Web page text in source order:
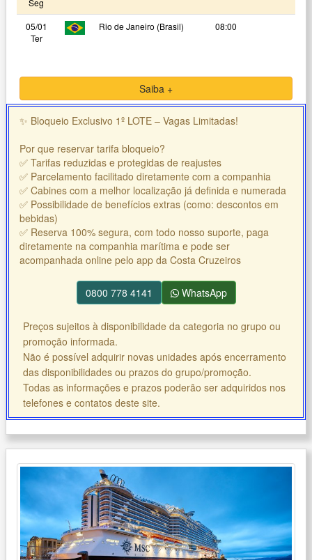
Seg
05/01
Ter
Rio de Janeiro (Brasil) 08:00
Saiba +
✨ Bloqueio Exclusivo 1º LOTE – Vagas Limitadas!
Por que reservar tarifa bloqueio?
✅ Tarifas reduzidas e protegidas de reajustes
✅ Parcelamento facilitado diretamente com a companhia
✅ Cabines com a melhor localização já definida e numerada
✅ Possibilidade de benefícios extras (como: descontos em
bebidas)
✅ Reserva 100% segura, com todo nosso suporte, paga
diretamente na companhia marítima e pode ser
acompanhada online pelo app da Costa Cruzeiros
0800 778 4141 WhatsApp
Preços sujeitos à disponibilidade da categoria no grupo ou
promoção informada.
Não é possível adquirir novas unidades após encerramento
das disponibilidades ou prazos do grupo/promoção.
Todas as informações e prazos poderão ser adquiridos nos
telefones e contatos deste site.